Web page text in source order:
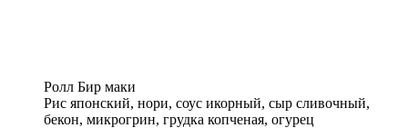
Ролл Бир маки
Рис японский, нори, соус икорный, сыр сливочный,
бекон, микрогрин, грудка копченая, огурец